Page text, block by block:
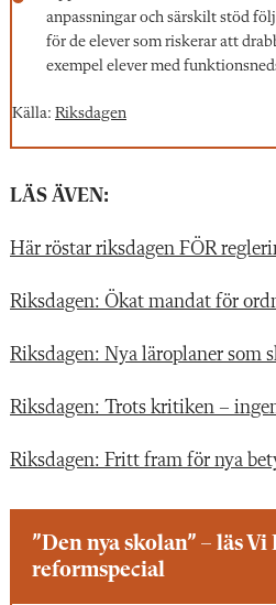
anpassningar och särskilt stöd
för de elever som riskerar att
exempel elever med
Källa: Riksdagen
LÄS ÄVEN:
Här röstar riksdagen FÖR
Riksdagen: Ökat mandat för
Riksdagen: Nya läroplaner som
Riksdagen: Trots kritiken –
Riksdagen: Fritt fram för nya
”Den nya skolan” – läs Vi
reformspecial